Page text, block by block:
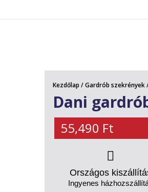
Kezdőlap /Gardrób szekrények
Dani
55,490 Ft
Országos
Ingyenes